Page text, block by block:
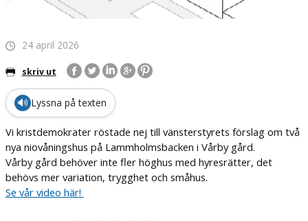
24 april 2026
skriv ut
🔊 Lyssna på texten
Vi kristdemokrater röstade nej till vänsterstyrets förslag om två
nya niovåningshus på Lammholmsbacken i Vårby gård.
Vårby gård behöver inte fler höghus med hyresrätter, det
behövs mer variation, trygghet och småhus.
Se vår video här!